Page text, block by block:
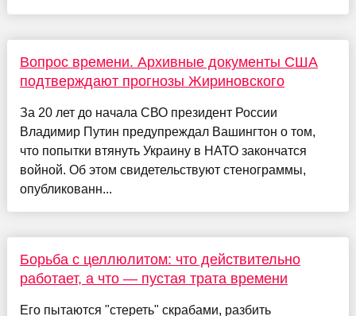
Вопрос времени. Архивные документы США
подтверждают прогнозы Жириновского
За 20 лет до начала СВО президент России
Владимир Путин предупреждал Вашингтон о том,
что попытки втянуть Украину в НАТО закончатся
войной. Об этом свидетельствуют стенограммы,
опубликованн...
Борьба с целлюлитом: что действительно
работает, а что — пустая трата времени
Его пытаются "стереть" скрабами, разбить